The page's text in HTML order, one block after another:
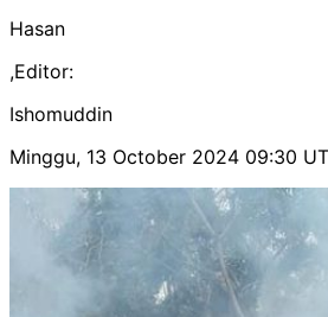
Hasan
,Editor:
Ishomuddin
Minggu, 13 October 2024 09:30